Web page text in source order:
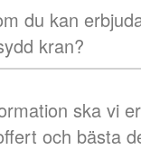
du kan
kran?
ska vi
och bästa